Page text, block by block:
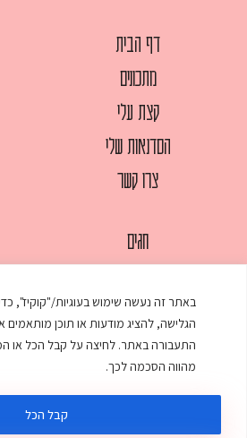
באתר זה נעשה שימוש בעוגיות/"קוקיז",
הגלישה, להציג מודעות או תוכן מותאמים
התעבורה באתר. לחיצה על קבל הכל או
מהווה הסכמה לכך.
קבל הכל
דף הבית
מתכונים
קצת עלי
הסדנאות שלי
צרו קשר
חגים
מאפים
ממולאים
מרקים